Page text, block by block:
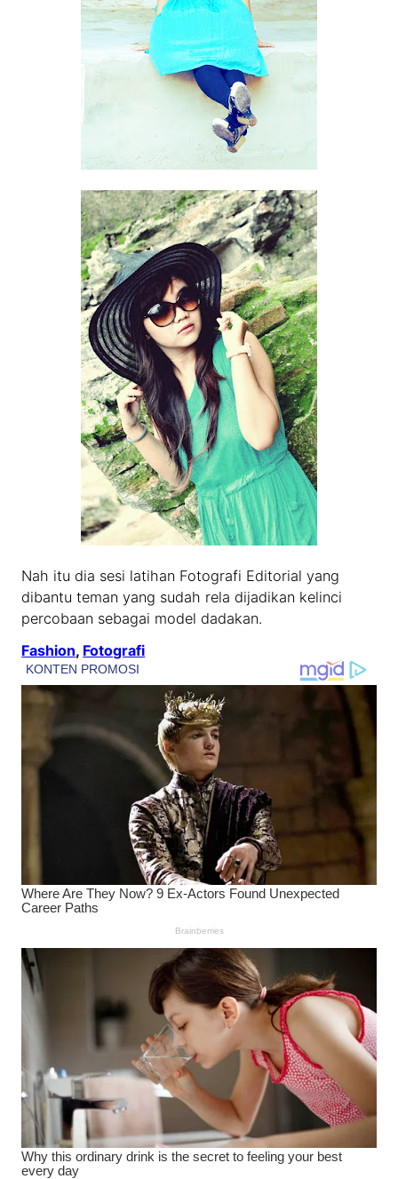
Nah itu dia sesi latihan Fotografi Editorial yang
dibantu teman yang sudah rela dijadikan kelinci
percobaan sebagai model dadakan.
Fashion, Fotografi